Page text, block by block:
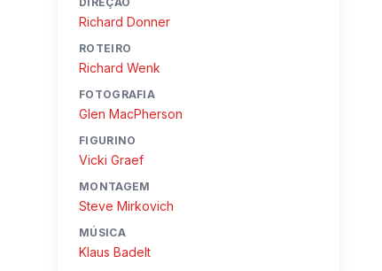
Richard Donner
ROTEIRO
Richard Wenk
FOTOGRAFIA
Glen MacPherson
FIGURINO
Vicki Graef
MONTAGEM
Steve Mirkovich
MÚSICA
Klaus Badelt